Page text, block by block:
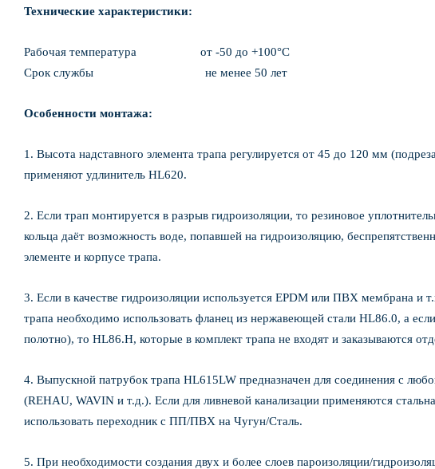
Технические характеристики:
Рабочая температура от -50 до +100°С
Срок службы не менее 50 лет
Особенности монтажа:
1. Высота надставного элемента трапа регулируется от 45 до 120 мм
применяют удлинитель HL620.
2. Если трап монтируется в разрыв гидроизоляции, то резиновое
кольца даёт возможность воде, попавшей на гидроизоляцию,
элементе и корпусе трапа.
3. Если в качестве гидроизоляции используется EPDM или ПВХ мембрана и
трапа необходимо использовать фланец из нержавеющей стали HL86.0, а
полотно), то HL86.H, которые в комплект трапа не входят и заказываются
4. Выпускной патрубок трапа HL615LW предназначен для соединения с
(REHAU, WAVIN и т.д.). Если для ливневой канализации применяются
использовать переходник с ПП/ПВХ на Чугун/Сталь.
5. При необходимости создания двух и более слоев пароизоляции/